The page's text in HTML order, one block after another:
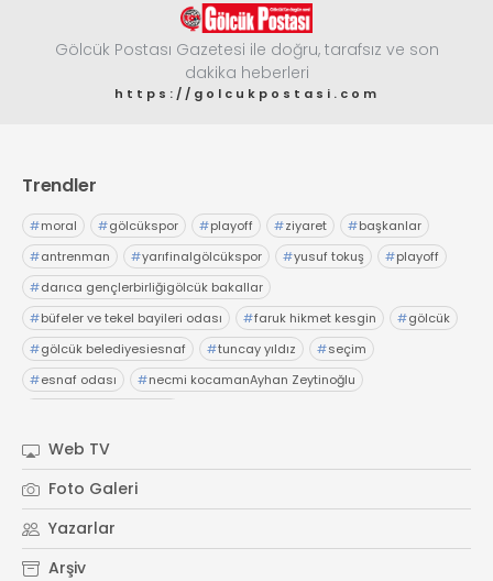
Gölcük Postası Gazetesi ile doğru, tarafsız ve son
dakika heberleri
https://golcukpostasi.com
Trendler
#moral #gölcükspor #playoff #ziyaret #başkanlar
#antrenman #yarıfinalgölcükspor #yusuf tokuş #playoff
#darıca gençlerbirliğigölcük bakallar
#büfeler ve tekel bayileri odası #faruk hikmet kesgin #gölcük
#gölcük belediyesiesnaf #tuncay yıldız #seçim
#esnaf odası #necmi kocamanAyhan Zeytinoğlu
Web TV
Foto Galeri
Yazarlar
Arşiv